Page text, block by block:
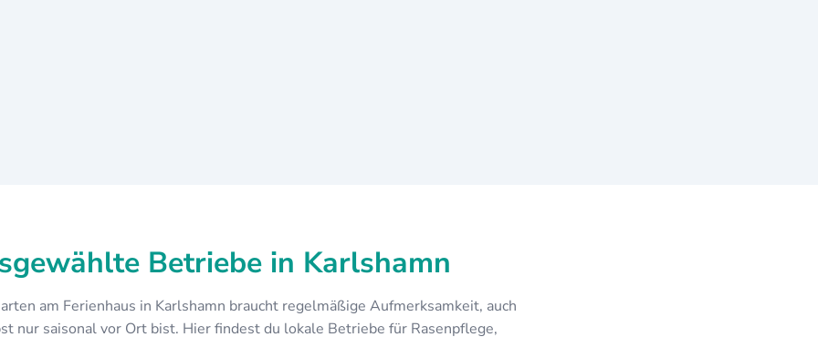
Betriebe in Karlshamn
am Ferienhaus in Karlshamn braucht regelmäßige Aufmerksamkeit, auch
nur saisonal vor Ort bist. Hier findest du lokale Betriebe für Rasenpflege,